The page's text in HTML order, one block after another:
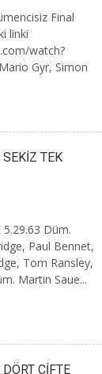
Final
linki
watch?
Gyr, Simon
TEK
5.29.63 Düm.
Paul Bennet,
Tom Ransley,
Martin Saue...
ÇİFTE